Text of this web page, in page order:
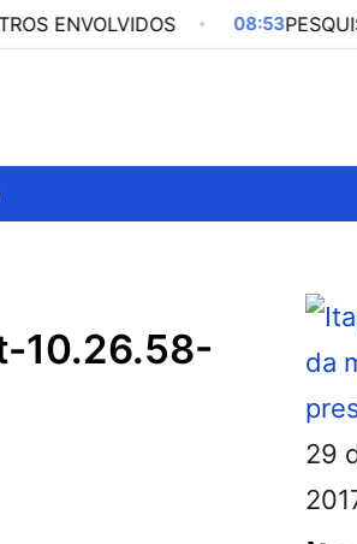
08:53 PESQUISA BTG/
10.26.58-
29